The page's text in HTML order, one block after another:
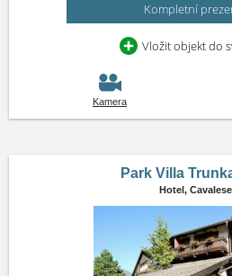
Kompletní
Vložit objekt do
Kamera
Park Villa
Hotel, Cavalese